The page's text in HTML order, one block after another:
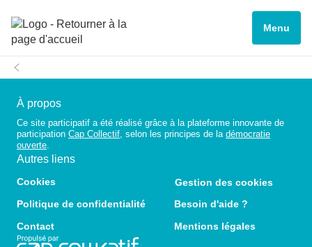
Menu
À propos
Ce site participatif a été réalisé grâce à la plateforme innovante de
participation Cap Collectif, selon les principes de la démocratie
ouverte.
Autres liens
Cookies
Gestion des cookies
Politique de confidentialité
Besoin d'aide ?
Contact
Mentions légales